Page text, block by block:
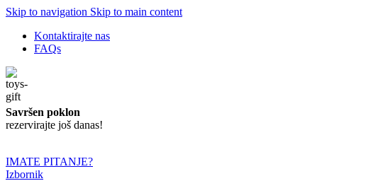
Skip to navigation Skip to main content
Kontaktirajte nas
FAQs
Savršen poklon
rezervirajte još danas!
IMATE PITANJE?
Izbornik